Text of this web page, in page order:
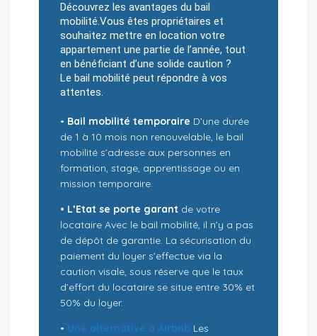
Découvrez les avantages du bail
mobilité.Vous êtes propriétaires et
souhaitez mettre en location votre
appartement une partie de l’année, tout
en bénéficiant d’une solide caution ?
Le bail mobilité peut répondre à vos
attentes.
• Bail mobilité temporaire D’une durée
de 1 à 10 mois non renouvelable, le bail
mobilité s’adresse aux personnes en
formation, stage, apprentissage ou en
mission temporaire.
• L’Etat se porte garant de votre
locataire Avec le bail mobilité, il n’y a pas
de dépôt de garantie. La sécurisation du
paiement du loyer s’effectue via la
caution visale, sous réserve que le taux
d’effort du locataire se situe entre 30% et
50% du loyer.
• Une alternative à Airbnb Les